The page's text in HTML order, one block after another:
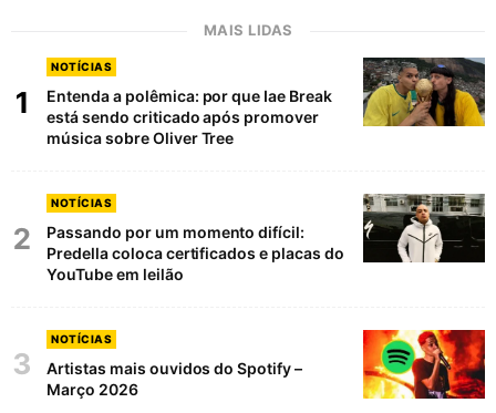
MAIS LIDAS
1
NOTÍCIAS
Entenda a polêmica: por que Iae Break
está sendo criticado após promover
música sobre Oliver Tree
2
NOTÍCIAS
Passando por um momento difícil:
Predella coloca certificados e placas do
YouTube em leilão
3
NOTÍCIAS
Artistas mais ouvidos do Spotify –
Março 2026